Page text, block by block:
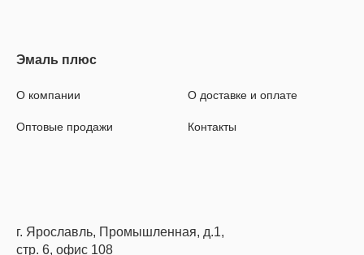
О компании
Оптовые продажи
О доставке и оплате
Контакты
г. Ярославль, Промышленная, д.1,
стр. 6, офис 108